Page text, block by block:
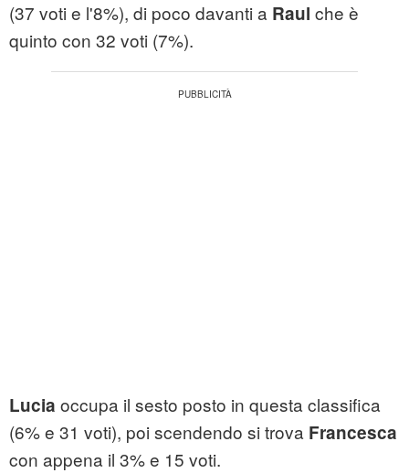
(37 voti e l'8%), di poco davanti a Raul che è
quinto con 32 voti (7%).
Lucia occupa il sesto posto in questa classifica
(6% e 31 voti), poi scendendo si trova Francesca
con appena il 3% e 15 voti.